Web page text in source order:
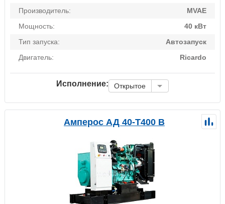
Производитель:
MVAE
Мощность:
40 кВт
Тип запуска:
Автозапуск
Двигатель:
Ricardo
Исполнение: Открытое
Амперос АД 40-Т400 B